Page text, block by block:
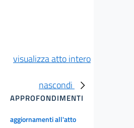
visualizza atto intero
nascondi
APPROFONDIMENTI
aggiornamenti all'atto